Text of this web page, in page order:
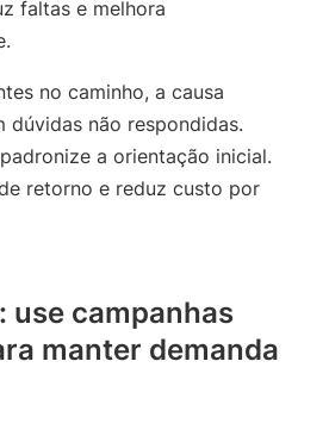
faltas e melhora
no caminho, a causa
dúvidas não respondidas.
a orientação inicial.
retorno e reduz custo por
use campanhas
manter demanda